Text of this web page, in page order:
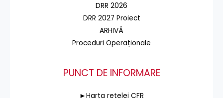
DRR 2026
DRR 2027 Proiect
ARHIVĂ
Proceduri Operaționale
PUNCT DE INFORMARE
►Harta rețelei CFR